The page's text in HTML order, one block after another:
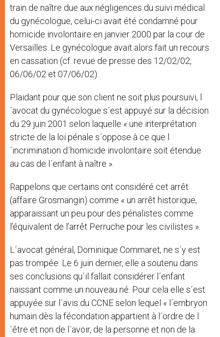
train de naître due aux négligences du suivi médical
du gynécologue, celui-ci avait été condamné pour
homicide involontaire en janvier 2000 par la cour de
Versailles. Le gynécologue avait alors fait un recours
en cassation (cf. revue de presse des 12/02/02,
06/06/02 et 07/06/02).
Plaidant pour que son client ne soit plus poursuivi, l
´avocat du gynécologue s´est appuyé sur la décision
du 29 juin 2001 selon laquelle « une interprétation
stricte de la loi pénale s´oppose à ce que l
´incrimination d´homicide involontaire soit étendue
au cas de l´enfant à naître ».
Rappelons que certains ont considéré cet arrêt
(affaire Grosmangin) comme « un arrêt historique,
apparaissant un peu pour des pénalistes comme
l’équivalent de l’arrêt Perruche pour les civilistes ».
L´avocat général, Dominique Commaret, ne s´y est
pas trompée. Le 6 juin dernier, elle a soutenu dans
ses conclusions qu´il fallait considérer l´enfant
naissant comme un nouveau né. Pour cela elle s´est
appuyée sur l´avis du CCNE selon lequel « l´embryon
humain dès la fécondation appartient à l´ordre de l
´être et non de l´avoir, de la personne et non de la